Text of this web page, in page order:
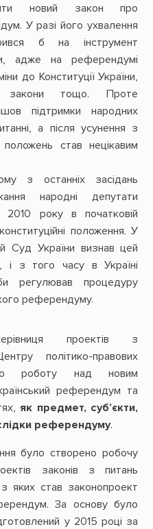
новий закон про
У разі його ухвалення
б на інструмент
адже на референдумі
до Конституції України,
закони тощо. Проте
підтримки народних
а після усунення з
положень став нецікавим
з останніх засідань
народні депутати
2010 року в початковій
положення. У
Суд України визнав цей
і з того часу в Україні
регулював процедуру
референдуму.
проектів з
політико-правових
роботу над новим
референдум та
як предмет, суб’єкти,
референдуму.
було створено робочу
законів з питань
яких став законопроект
За основу було
у 2015 році за